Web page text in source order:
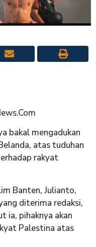
bakal mengadukan
atas tuduhan
rakyat
Banten, Julianto,
diterima redaksi,
ia, pihaknya akan
Palestina atas